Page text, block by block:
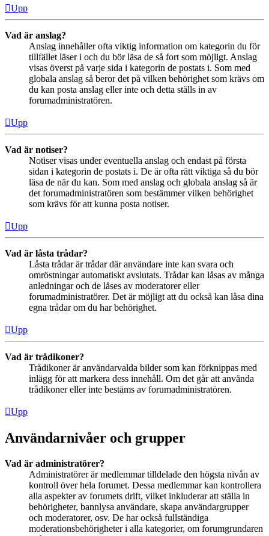
Upp
Vad är anslag?
Anslag innehåller ofta viktig information om kategorin du för
tillfället läser i och du bör läsa de så fort som möjligt. Anslag
visas överst på varje sida i kategorin de postats i. Som med
globala anslag så beror det på vilken behörighet som krävs om
du kan posta anslag eller inte och detta ställs in av
forumadministratören.
Upp
Vad är notiser?
Notiser visas under eventuella anslag och endast på första
sidan i kategorin de postats i. De är ofta rätt viktiga så du bör
läsa de när du kan. Som med anslag och globala anslag så är
det forumadministratören som bestämmer vilken behörighet
som krävs för att kunna posta notiser.
Upp
Vad är låsta trådar?
Låsta trådar är trådar där användare inte kan svara och
omröstningar automatiskt avslutats. Trådar kan låsas av många
anledningar och de låses av moderatorer eller
forumadministratörer. Det är möjligt att du också kan låsa dina
egna trådar om du har behörighet.
Upp
Vad är trådikoner?
Trådikoner är användarvalda bilder som kan förknippas med
inlägg för att markera dess innehåll. Om det går att använda
trådikoner eller inte bestäms av forumadministratören.
Upp
Användarnivåer och grupper
Vad är administratörer?
Administratörer är medlemmar tilldelade den högsta nivån av
kontroll över hela forumet. Dessa medlemmar kan kontrollera
alla aspekter av forumets drift, vilket inkluderar att ställa in
behörigheter, bannlysa användare, skapa användargrupper
och moderatorer, osv. De har också fullständiga
moderationsbehörigheter i alla kategorier, om forumgrundaren